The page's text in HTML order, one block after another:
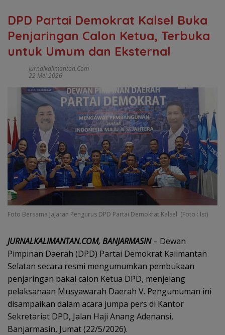
DPD Partai Demokrat Kalsel Buka
Penjaringan Calon Ketua, Terbuka
untuk Umum dan Eksternal
Jurnalkalimantan.com
22 Mei 2026
Foto Bersama Jajaran Pengurus DPD Partai Demokrat Kalsel. (Foto : Ist)
JURNALKALIMANTAN.COM, BANJARMASIN– Dewan
Pimpinan Daerah (DPD) Partai Demokrat Kalimantan
Selatan secara resmi mengumumkan pembukaan
penjaringan bakal calon Ketua DPD, menjelang
pelaksanaan Musyawarah Daerah V. Pengumuman ini
disampaikan dalam acara jumpa pers di Kantor
Sekretariat DPD, Jalan Haji Anang Adenansi,
Banjarmasin, Jumat (22/5/2026).